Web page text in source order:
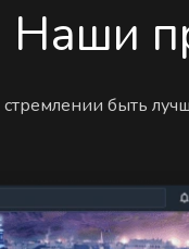
Наши
быть